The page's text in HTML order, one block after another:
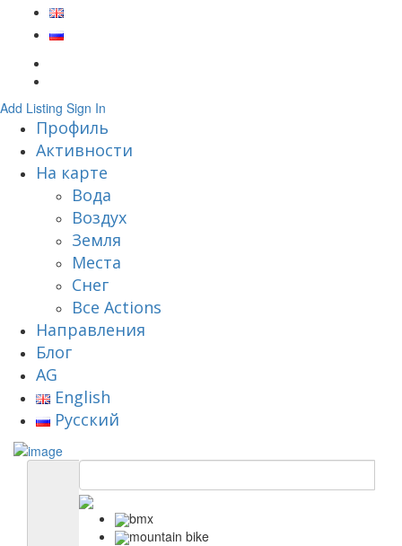
Add Listing Sign In
Профиль
Активности
На карте
Вода
Воздух
Земля
Места
Снег
Все Actions
Направления
Блог
AG
English
Русский
bmx
mountain bike